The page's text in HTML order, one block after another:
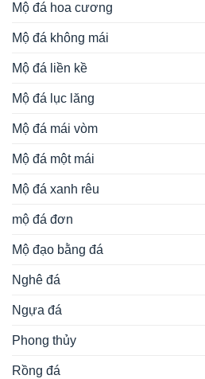
Mộ đá hoa cương
Mộ đá không mái
Mộ đá liền kề
Mộ đá lục lăng
Mộ đá mái vòm
Mộ đá một mái
Mộ đá xanh rêu
mộ đá đơn
Mộ đạo bằng đá
Nghê đá
Ngựa đá
Phong thủy
Rồng đá